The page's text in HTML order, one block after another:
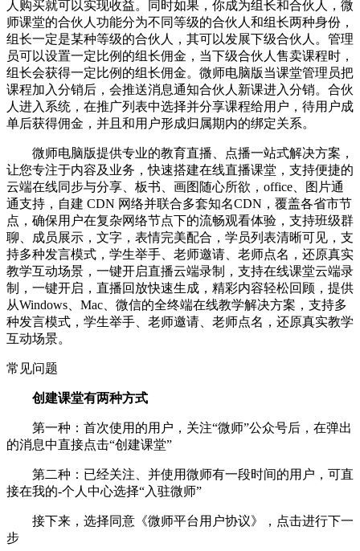
人购买就可以实现收益。同时如果，你成为组长和合伙人，微
师课堂的合伙人功能分为不同等级的合伙人和组长两种身份，
组长一定是某种等级的合伙人，其可以发展下级合伙人。管理
员可以设置一定比例的组长佣金，当下级合伙人售卖课程时，
组长会获得一定比例的组长佣金。微师电脑版当课堂管理员把
课程加入分销后，会推送消息通知合伙人新课进入分销。合伙
人进入系统，在推广列表中选择并分享课程给用户，待用户成
单后获得佣金，并且和用户形成归属期内的绑定关系。
微师电脑版提供专业的教育直播、点播一站式解决方案，
让您专注于内容及业务，快速搭建在线直播课堂，支持便捷的
云端在线同步与分享、板书、画图随心所欲，office、图片通
通支持，自建 CDN 网络并联合多套知名CDN，覆盖各省市节
点，确保用户在复杂网络节点下的流畅观看体验，支持班级群
聊、成员展示，文字，表情完美配合，学员列表清晰可见，支
持多种发言模式，学生举手、老师邀请、老师点名，还原真实
教学互动场景，一键开启直播云端录制，支持在线课堂云端录
制，一键开启，直播回放快速生成，精彩内容轻松回顾，提供
从Windows、Mac、微信的全终端在线教学解决方案，支持多
种发言模式，学生举手、老师邀请、老师点名，还原真实教学
互动场景。
常见问题
创建课堂有两种方式
第一种：首次使用的用户，关注“微师”公众号后，在弹出
的消息中直接点击“创建课堂”
第二种：已经关注、并使用微师有一段时间的用户，可直
接在我的-个人中心选择“入驻微师”
接下来，选择同意《微师平台用户协议》，点击进行下一
步